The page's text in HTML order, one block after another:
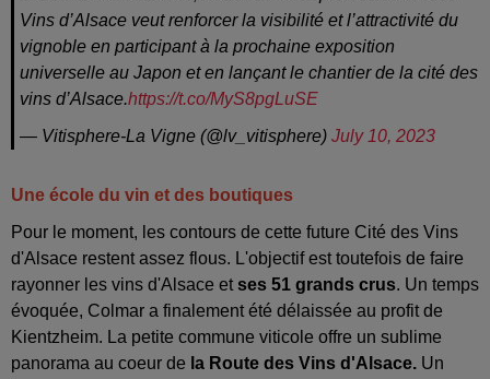
Vins d’Alsace veut renforcer la visibilité et l’attractivité du
vignoble en participant à la prochaine exposition
universelle au Japon et en lançant le chantier de la cité des
vins d’Alsace.https://t.co/MyS8pgLuSE
— Vitisphere-La Vigne (@lv_vitisphere) July 10, 2023
Une école du vin et des boutiques
Pour le moment, les contours de cette future Cité des Vins
d'Alsace restent assez flous. L'objectif est toutefois de faire
rayonner les vins d'Alsace etses 51 grands crus. Un temps
évoquée, Colmar a finalement été délaissée au profit de
Kientzheim. La petite commune viticole offre un sublime
panorama au coeur de la Route des Vins d'Alsace. Un